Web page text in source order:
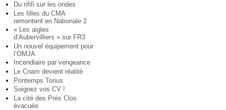
Du rififi sur les ondes
Les filles du CMA
remontent en Nationale 2
« Les aigles
d’Aubervilliers » sur FR3
Un nouvel équipement pour
l’OMJA
Incendiaire par vengeance
Le Cnam devient réalité
Printemps Tonus
Soignez vos CV !
La cité des Prés Clos
évacuée